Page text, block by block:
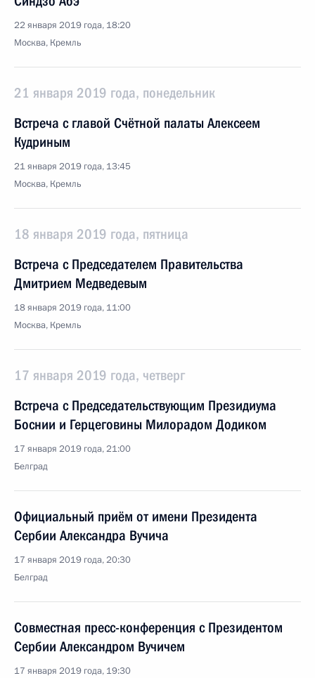
22 января 2019 года, 18:20
Москва, Кремль
21 января 2019 года, понедельник
Встреча с главой Счётной палаты Алексеем
Кудриным
21 января 2019 года, 13:45
Москва, Кремль
18 января 2019 года, пятница
Встреча с Председателем Правительства
Дмитрием Медведевым
18 января 2019 года, 11:00
Москва, Кремль
17 января 2019 года, четверг
Встреча с Председательствующим Президиума
Боснии и Герцеговины Милорадом Додиком
17 января 2019 года, 21:00
Белград
Официальный приём от имени Президента
Сербии Александра Вучича
17 января 2019 года, 20:30
Белград
Совместная пресс-конференция с Президентом
Сербии Александром Вучичем
17 января 2019 года, 19:30